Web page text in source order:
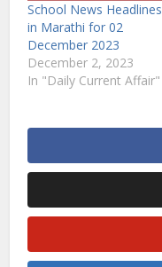
School News Headlines
in Marathi for 02
December 2023
December 2, 2023
In "Daily Current Affair"